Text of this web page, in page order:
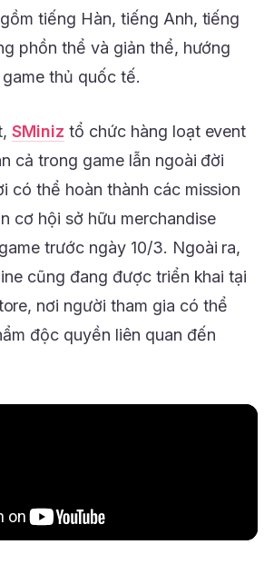
tiếng Hàn, tiếng Anh, tiếng
phồn thể và giản thể, hướng
thủ quốc tế.
SMiniz tổ chức hàng loạt event
cả trong game lẫn ngoài đời
có thể hoàn thành các mission
cơ hội sở hữu merchandise
trước ngày 10/3. Ngoài ra,
cũng đang được triển khai tại
, nơi người tham gia có thể
độc quyền liên quan đến